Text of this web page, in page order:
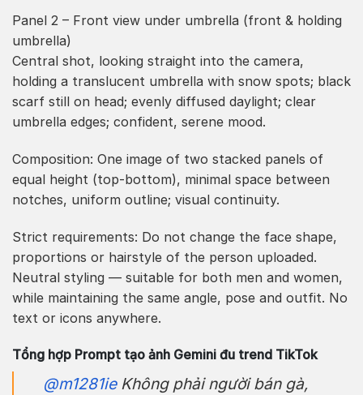
Panel 2 – Front view under umbrella (front & holding
umbrella)
Central shot, looking straight into the camera,
holding a translucent umbrella with snow spots; black
scarf still on head; evenly diffused daylight; clear
umbrella edges; confident, serene mood.
Composition: One image of two stacked panels of
equal height (top-bottom), minimal space between
notches, uniform outline; visual continuity.
Strict requirements: Do not change the face shape,
proportions or hairstyle of the person uploaded.
Neutral styling — suitable for both men and women,
while maintaining the same angle, pose and outfit. No
text or icons anywhere.
Tổng hợp Prompt tạo ảnh Gemini đu trend TikTok
@m1281ieKhông phải người bán gà,